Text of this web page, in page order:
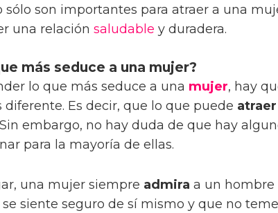
sólo son importantes para atraer a una
una relación saludable y duradera.
más seduce a una mujer?
lo que más seduce a una mujer, hay
Es decir, que lo que puede atraer
embargo, no hay duda de que hay
para la mayoría de ellas.
una mujer siempre admira a un hombre
se siente seguro de sí mismo y que no